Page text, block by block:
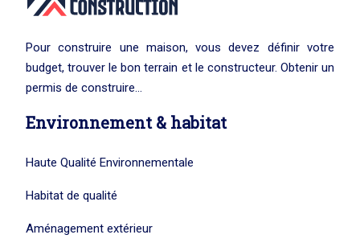
Pour construire une maison, vous devez définir votre
budget, trouver le bon terrain et le constructeur. Obtenir un
permis de construire…
Environnement & habitat
Haute Qualité Environnementale
Habitat de qualité
Aménagement extérieur